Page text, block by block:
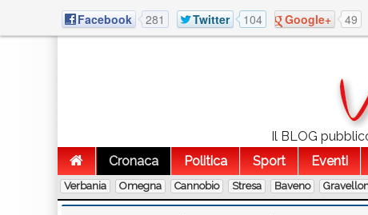
Facebook 281 Twitter 104 Google+ 49
Il BLOG
Cronaca
Politica Sport Eventi
Verbania Omegna Cannobio Stresa Baveno